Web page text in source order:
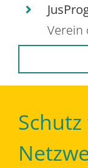
Verein